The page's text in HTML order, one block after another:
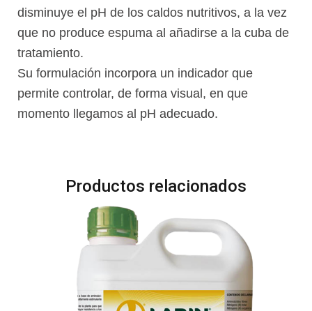
disminuye el pH de los caldos nutritivos, a la vez
que no produce espuma al añadirse a la cuba de
tratamiento.
Su formulación incorpora un indicador que
permite controlar, de forma visual, en que
momento llegamos al pH adecuado.
Productos relacionados